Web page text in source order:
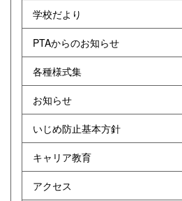
学校だより
PTAからのお知らせ
各種様式集
お知らせ
いじめ防止基本方針
キャリア教育
アクセス